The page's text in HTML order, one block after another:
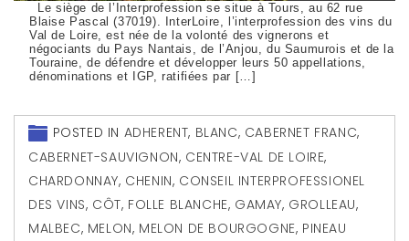
Le siège de l’Interprofession se situe à Tours, au 62 rue
Blaise Pascal (37019). InterLoire, l’interprofession des vins du
Val de Loire, est née de la volonté des vignerons et
négociants du Pays Nantais, de l’Anjou, du Saumurois et de la
Touraine, de défendre et développer leurs 50 appellations,
dénominations et IGP, ratifiées par […]
POSTED IN ADHERENT, BLANC, CABERNET FRANC,
CABERNET-SAUVIGNON, CENTRE-VAL DE LOIRE,
CHARDONNAY, CHENIN, CONSEIL INTERPROFESSIONEL
DES VINS, CÔT, FOLLE BLANCHE, GAMAY, GROLLEAU,
MALBEC, MELON, MELON DE BOURGOGNE, PINEAU